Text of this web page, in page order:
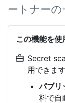
ートナーの
この機能を
Secret
用できます
パブリ
料で自